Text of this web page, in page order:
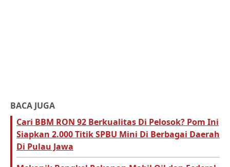
BACA JUGA
Cari BBM RON 92 Berkualitas Di Pelosok? Pom Ini
Siapkan 2.000 Titik SPBU Mini Di Berbagai Daerah
Di Pulau Jawa